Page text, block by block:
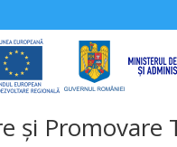
și Promovare